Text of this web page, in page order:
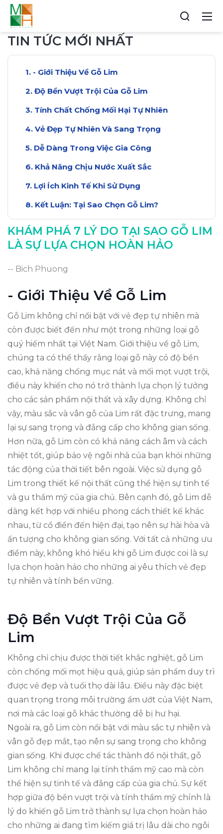
TIN TỨC MỚI NHẤT
- Giới Thiệu Về Gỗ Lim
Độ Bền Vượt Trội Của Gỗ Lim
Tính Chất Chống Mối Hại Tự Nhiên
Vẻ Đẹp Tự Nhiên Và Sang Trọng
Dễ Dàng Trong Việc Gia Công
Khả Năng Chịu Nước Xuất Sắc
Lợi Ích Kinh Tế Khi Sử Dụng
Kết Luận: Tại Sao Chọn Gỗ Lim?
KHÁM PHÁ 7 LÝ DO TẠI SAO GỖ LIM
LÀ SỰ LỰA CHỌN HOÀN HẢO
-- Bich Phuong
- Giới Thiệu Về Gỗ Lim
Gỗ Lim không chỉ nổi bật với vẻ đẹp tự nhiên mà
còn được biết đến như một trong những loại gỗ
quý hiếm nhất tại Việt Nam. Giới thiệu về gỗ Lim,
chúng ta có thể thấy rằng loại gỗ này có độ bền
cao, khả năng chống mục nát và mối mọt vượt trội,
điều này khiến cho nó trở thành lựa chọn lý tưởng
cho các sản phẩm nội thất và xây dựng. Không chỉ
vậy, màu sắc và vân gỗ của Lim rất đặc trưng, mang
lại sự sang trọng và đẳng cấp cho không gian sống.
Hơn nữa, gỗ Lim còn có khả năng cách âm và cách
nhiệt tốt, giúp bảo vệ ngôi nhà của bạn khỏi những
tác động của thời tiết bên ngoài. Việc sử dụng gỗ
Lim trong thiết kế nội thất cũng thể hiện sự tinh tế
và gu thẩm mỹ của gia chủ. Bên cạnh đó, gỗ Lim dễ
dàng kết hợp với nhiều phong cách thiết kế khác
nhau, từ cổ điển đến hiện đại, tạo nên sự hài hòa và
ấn tượng cho không gian sống. Với tất cả những ưu
điểm này, không khó hiểu khi gỗ Lim được coi là sự
lựa chọn hoàn hảo cho những ai yêu thích vẻ đẹp
tự nhiên và tính bền vững.
Độ Bền Vượt Trội Của Gỗ
Lim
Không chỉ chịu được thời tiết khắc nghiệt, gỗ Lim
còn chống mối mọt hiệu quả, giúp sản phẩm duy trì
được vẻ đẹp và tuổi thọ dài lâu. Điều này đặc biệt
quan trọng trong môi trường ẩm ướt của Việt Nam,
nơi mà các loại gỗ khác thường dễ bị hư hại.
Ngoài ra, gỗ Lim còn nổi bật với màu sắc tự nhiên và
vân gỗ đẹp mắt, tạo nên sự sang trọng cho không
gian sống. Khi được chế tác thành đồ nội thất, gỗ
Lim không chỉ mang lại tính thẩm mỹ cao mà còn
thể hiện sự tinh tế và đẳng cấp của gia chủ. Sự kết
hợp giữa độ bền vượt trội và tính thẩm mỹ chính là
lý do khiến gỗ Lim trở thành sự lựa chọn hoàn hảo
cho những ai đang tìm kiếm giá trị lâu dài cho ngôi